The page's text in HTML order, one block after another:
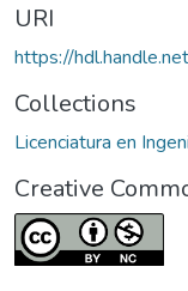
URI
https://
Collections
Licenciatura en
Creative